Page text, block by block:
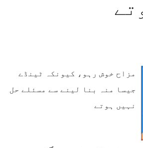
مزاح خوش رہو، کیونکہ ٹینڈے
جیسا منہ بنا لینے سے مسئلے حل
نہیں ہوتے